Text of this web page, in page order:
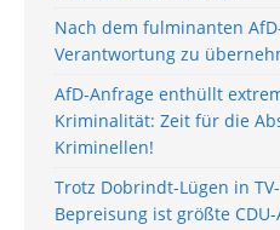
Nach dem fulminanten
Verantwortung zu
AfD-Anfrage enthüllt
Kriminalität: Zeit für die
Kriminellen!
Trotz Dobrindt-Lügen in
Bepreisung ist größte